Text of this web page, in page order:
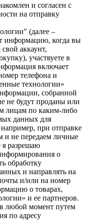
и согласен с
на отправку
(далее –
информацию, когда вы
свой аккаунт,
участвуете в
включает
телефона и
технологии»
собранной
не будут проданы или
лицам по каким-либо
данных для
при отправке
и не передаем личные
разрешаю
о
обработку
и направлять на
и/или на номер
о товарах,
и ее партнеров.
любой момент путем
по адресу